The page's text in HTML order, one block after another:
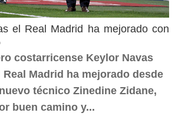
el Real Madrid ha mejorado con
costarricense Keylor Navas
Madrid ha mejorado desde
técnico Zinedine Zidane,
buen camino y...